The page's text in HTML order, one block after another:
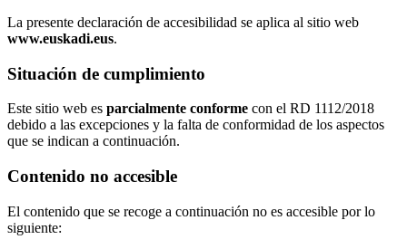
La presente declaración de accesibilidad se aplica al sitio web
www.euskadi.eus.
Situación de cumplimiento
Este sitio web es parcialmente conforme con el RD 1112/2018
debido a las excepciones y la falta de conformidad de los aspectos
que se indican a continuación.
Contenido no accesible
El contenido que se recoge a continuación no es accesible por lo
siguiente: